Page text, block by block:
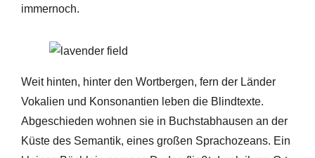
immernoch.
Weit hinten, hinter den Wortbergen, fern der Länder
Vokalien und Konsonantien leben die Blindtexte.
Abgeschieden wohnen sie in Buchstabhausen an der
Küste des Semantik, eines großen Sprachozeans. Ein